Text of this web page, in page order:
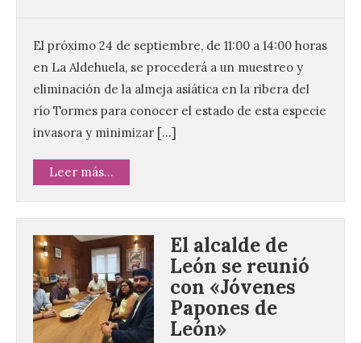
El próximo 24 de septiembre, de 11:00 a 14:00 horas
en La Aldehuela, se procederá a un muestreo y
eliminación de la almeja asiática en la ribera del
río Tormes para conocer el estado de esta especie
invasora y minimizar […]
Leer más...
El alcalde de
León se reunió
con «Jóvenes
Papones de
León»